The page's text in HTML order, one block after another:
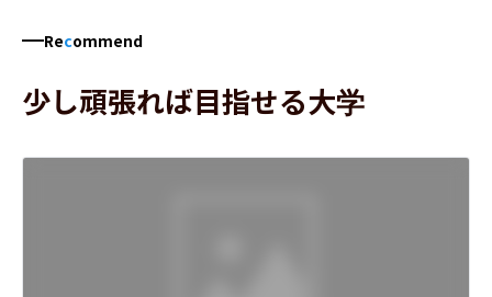
Recommend
少し頑張れば目指せる大学